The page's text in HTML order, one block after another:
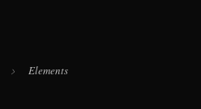
Elements